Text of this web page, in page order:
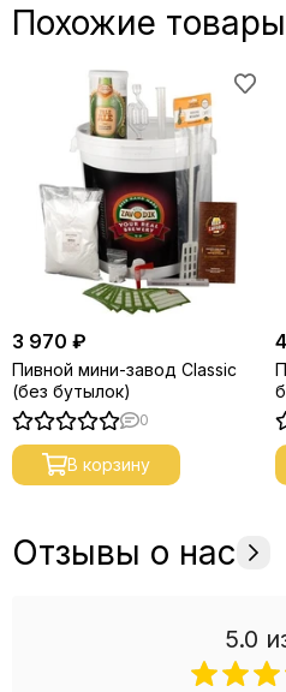
Похожие товары
3 970 ₽
Пивной мини-завод Classic
(без бутылок)
0
В корзину
Отзывы о нас
5.0